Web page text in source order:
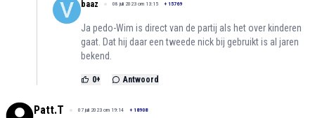
baaz 08 juli 2023 om 13:15 + 15769
Ja pedo-Wim is direct van de partij als het over kinderen
gaat. Dat hij daar een tweede nick bij gebruikt is al jaren
bekend.
0+ Antwoord
Patt.T 07 juli 2023 om 19:14 + 18908